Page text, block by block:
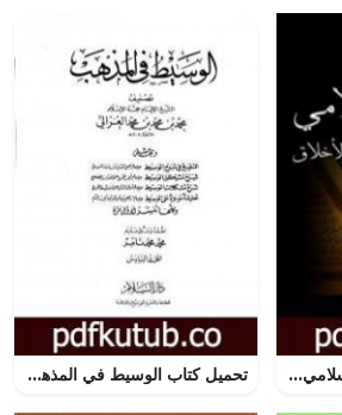
تحميل كتاب التَّصوف الإسلامي في الأدب والأخلاق PDF تأليف زكي مبارك مجانا [كامل] تحميل كتاب الوسيط في المذهب – المجلد السادس PDF تأليف أبو حامد الغزالي مجانا [كامل]